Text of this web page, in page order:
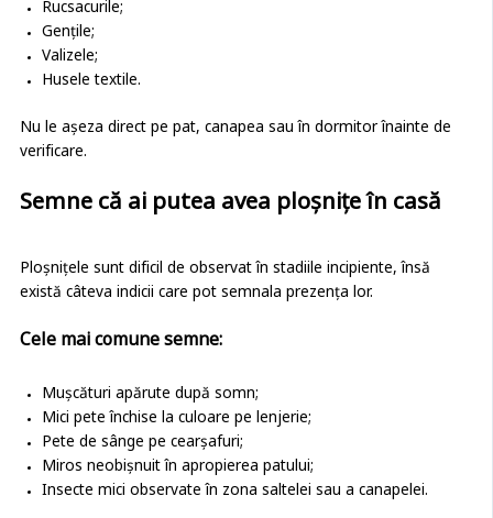
Rucsacurile;
Gențile;
Valizele;
Husele textile.
Nu le așeza direct pe pat, canapea sau în dormitor înainte de
verificare.
Semne că ai putea avea ploșnițe în casă
Ploșnițele sunt dificil de observat în stadiile incipiente, însă
există câteva indicii care pot semnala prezența lor.
Cele mai comune semne:
Mușcături apărute după somn;
Mici pete închise la culoare pe lenjerie;
Pete de sânge pe cearșafuri;
Miros neobișnuit în apropierea patului;
Insecte mici observate în zona saltelei sau a canapelei.